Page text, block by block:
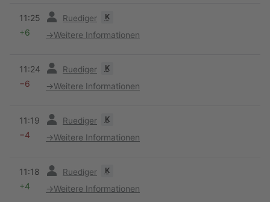
11:25 Ruediger K
+6 →Weitere Informationen
11:24 Ruediger K
−6 →Weitere Informationen
11:19 Ruediger K
−4 →Weitere Informationen
11:18 Ruediger K
+4 →Weitere Informationen